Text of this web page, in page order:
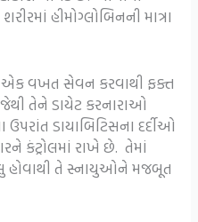
હીમોગ્લોબિનની માત્રા
એક વખત સેવન કરવાથી ફક્ત
તેને ડાયેટ કરનારાઓ
ડાયાબિટિસના દર્દીઓ
કંટ્રોલમાં રાખે છે. તેમાં
હોવાથી તે સ્નાયુઓને મજબૂત